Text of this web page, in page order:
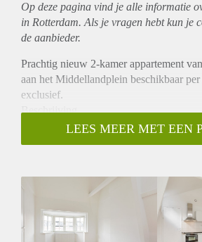
Op deze pagina vind je alle informatie
in Rotterdam. Als je vragen hebt kun je
de aanbieder.
Prachtig nieuw 2-kamer appartement
aan het Middellandplein beschikbaar
exclusief.
Beschrijving
Dit prachtige appartement is gelegen op
verdieping aan de achterzijde. Het
aparte slaapkamer en een badkamer
Er is een apart toilet. Alle
van een mooie vloer en zonwering.
Locatie
LEES MEER MET EEN